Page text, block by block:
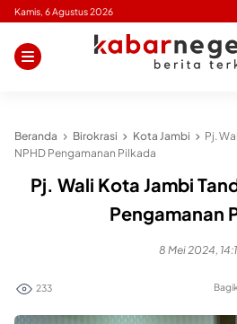
Skip
content
Kamis, 6 Agustus 2026
Beranda Birokrasi Kota Jambi
Pj.
NPHD Pengamanan Pilkada
Pj. Wali Kota Jambi
Pengamanan
8 Mei 2024,
233